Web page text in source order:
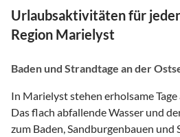
Urlaubsaktivitäten für
Region Marielyst
Baden und Strandtage an der
In Marielyst stehen erholsame
Das flach abfallende Wasser und
zum Baden, Sandburgenbauen und